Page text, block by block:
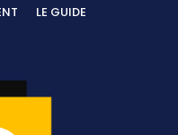
LE GUIDE